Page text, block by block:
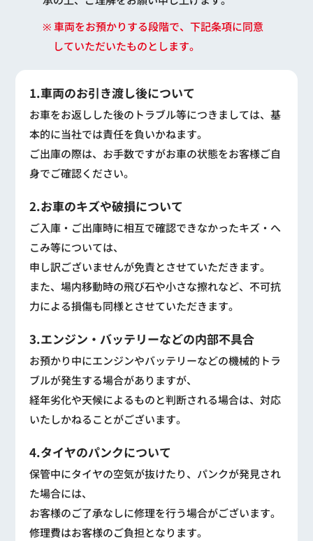
※ 車両をお預かりする段階で、下記条項に同意
していただいたものとします。
1.車両のお引き渡し後について
お車をお返しした後のトラブル等につきましては、基
本的に当社では責任を負いかねます。
ご出庫の際は、お手数ですがお車の状態をお客様ご自
身でご確認ください。
2.お車のキズや破損について
ご入庫・ご出庫時に相互で確認できなかったキズ・へ
こみ等については、
申し訳ございませんが免責とさせていただきます。
また、場内移動時の飛び石や小さな擦れなど、不可抗
力による損傷も同様とさせていただきます。
3.エンジン・バッテリーなどの内部不具合
お預かり中にエンジンやバッテリーなどの機械的トラ
ブルが発生する場合がありますが、
経年劣化や天候によるものと判断される場合は、対応
いたしかねることがございます。
4.タイヤのパンクについて
保管中にタイヤの空気が抜けたり、パンクが発見され
た場合には、
お客様のご了承なしに修理を行う場合がございます。
修理費はお客様のご負担となります。